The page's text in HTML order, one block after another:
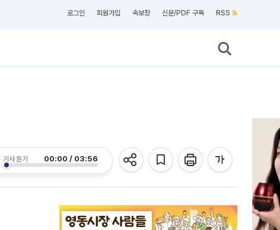
로그인 회원가입 속보창 신문/PDF 구독 RSS
기사 듣기 00:00 / 03:56